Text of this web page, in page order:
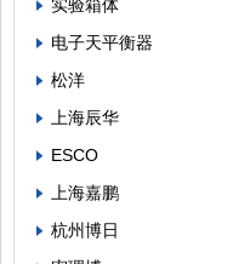
实验箱体
电子天平衡器
松洋
上海辰华
ESCO
上海嘉鹏
杭州博日